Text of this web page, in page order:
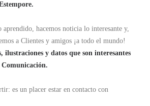
hacemos noticia lo interesante y,
a Clientes y amigos ¡a todo el mundo!
ilustraciones y datos que son interesantes
es un placer estar en contacto con